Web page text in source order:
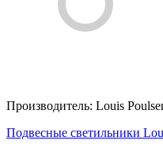
Производитель: Louis
Подвесные светильники